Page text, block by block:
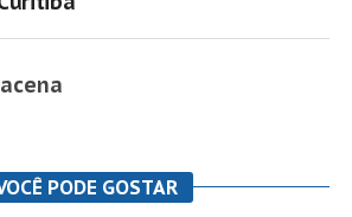
PODE GOSTAR